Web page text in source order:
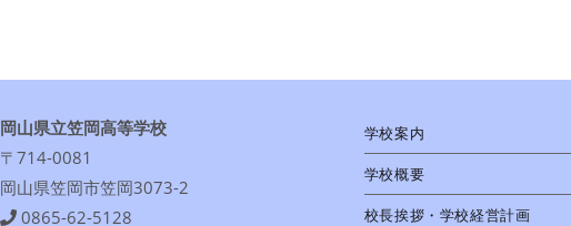
岡山県立笠岡高等学校
〒714-0081
岡山県笠岡市笠岡3073-2
0865-62-5128
学校案内
学校概要
校長挨拶・学校経営計画